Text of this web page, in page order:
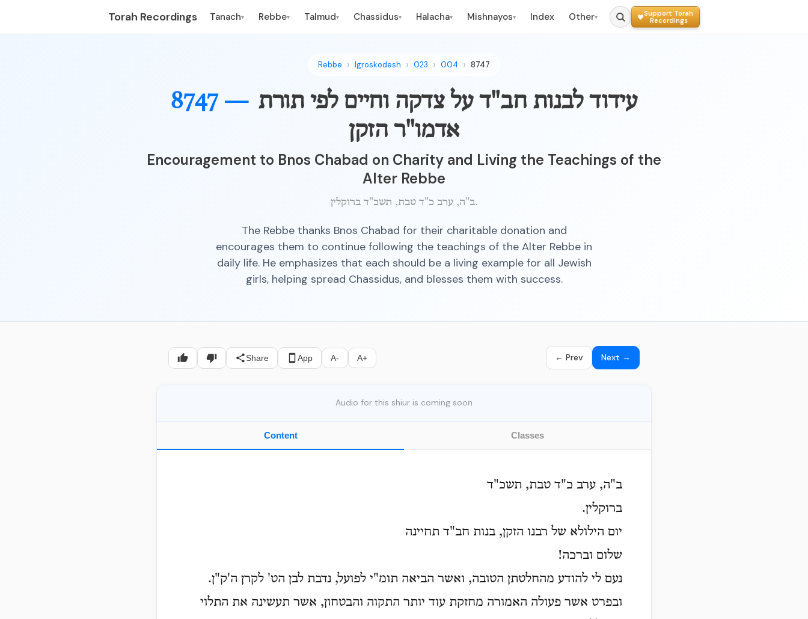
Torah Recordings Tanach▾ Rebbe▾ Talmud▾ Chassidus▾ Halacha▾ Mishnayos▾ Index Other▾
Support Torah
Recordings
Rebbe Igroskodesh 023 004 8747
8747 — עידוד לבנות חב"ד על צדקה וחיים לפי תורת
אדמו"ר הזקן
Encouragement to Bnos Chabad on Charity and Living the Teachings of the
Alter Rebbe
ב"ה, ערב כ"ד טבת, תשכ"ד ברוקלין.
The Rebbe thanks Bnos Chabad for their charitable donation and
encourages them to continue following the teachings of the Alter Rebbe in
daily life. He emphasizes that each should be a living example for all Jewish
girls, helping spread Chassidus, and blesses them with success.
Share App A- A+ ← Prev Next →
Audio for this shiur is coming soon
Content Classes
ב"ה, ערב כ"ד טבת, תשכ"ד
ברוקלין.
יום הילולא של רבנו הזקן, בנות חב"ד תחיינה
שלום וברכה!
נעם לי להודע מהחלטתן הטובה, ואשר הביאה תומ"י לפועל, נדבת לבן הט' לקרן ה'ק"ן.
ובפרט אשר פעולה האמורה מחזקת עוד יותר התקוה והבטחון, אשר תעשינה את התלוי